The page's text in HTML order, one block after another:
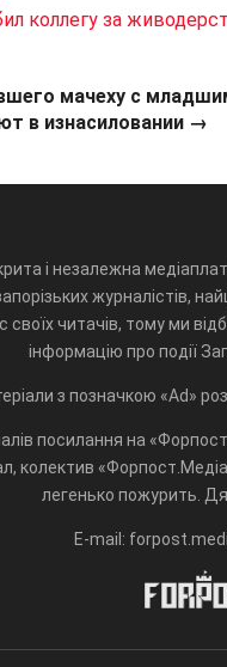
коллегу за
мачеху с
в изнасиловании →
і незалежна
журналістів,
своїх читачів, тому ми
інформацію про події
з позначкою «Ad»
посилання на
колектив «Форпост.Медіа»
легенько пожурить.
E-mail: